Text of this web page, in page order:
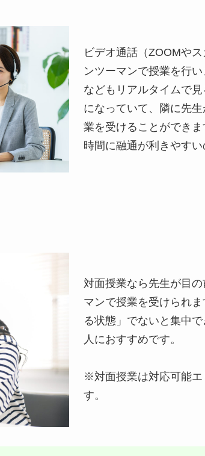
ビデオ通話（ZOOMや
ンツーマンで授業を行
などもリアルタイムで
になっていて、隣に先
業を受けることができま
時間に融通が利きやすい
対面授業なら先生が目
マンで授業を受けられ
る状態」でないと集中
人におすすめです。
※対面授業は対応可能エ
す。